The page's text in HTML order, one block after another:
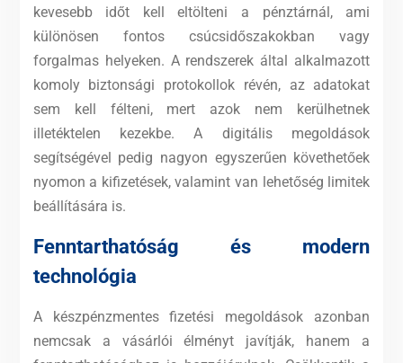
kevesebb időt kell eltölteni a pénztárnál, ami
különösen fontos csúcsidőszakokban vagy
forgalmas helyeken. A rendszerek által alkalmazott
komoly biztonsági protokollok révén, az adatokat
sem kell félteni, mert azok nem kerülhetnek
illetéktelen kezekbe. A digitális megoldások
segítségével pedig nagyon egyszerűen követhetőek
nyomon a kifizetések, valamint van lehetőség limitek
beállítására is.
Fenntarthatóság és modern
technológia
A készpénzmentes fizetési megoldások azonban
nemcsak a vásárlói élményt javítják, hanem a